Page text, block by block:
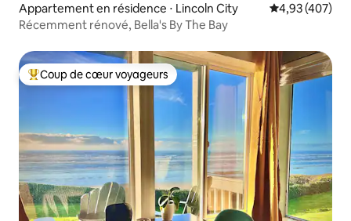
Appartement en résidence ⋅ Lincoln City Évaluation
4,93 (407)
Récemment rénové, Bella's By The Bay
Coups de cœur voyageurs les plus appréciés
Coup de cœur voyageurs